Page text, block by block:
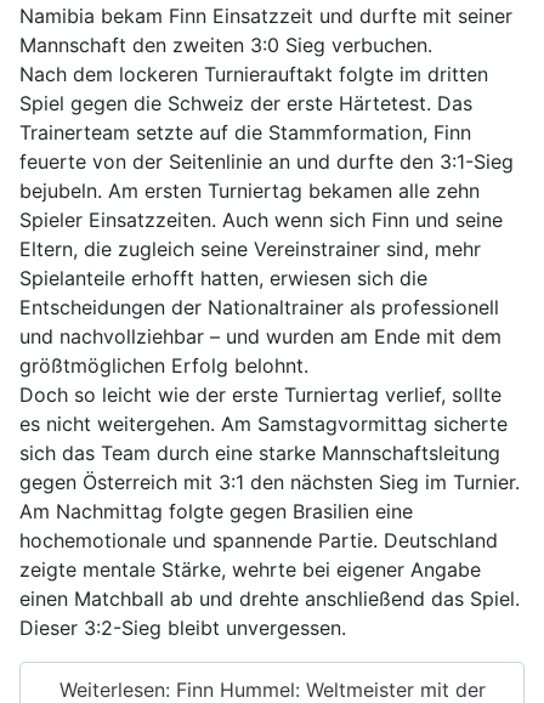
Namibia bekam Finn Einsatzzeit und durfte mit seiner
Mannschaft den zweiten 3:0 Sieg verbuchen.
Nach dem lockeren Turnierauftakt folgte im dritten
Spiel gegen die Schweiz der erste Härtetest. Das
Trainerteam setzte auf die Stammformation, Finn
feuerte von der Seitenlinie an und durfte den 3:1-Sieg
bejubeln. Am ersten Turniertag bekamen alle zehn
Spieler Einsatzzeiten. Auch wenn sich Finn und seine
Eltern, die zugleich seine Vereinstrainer sind, mehr
Spielanteile erhofft hatten, erwiesen sich die
Entscheidungen der Nationaltrainer als professionell
und nachvollziehbar – und wurden am Ende mit dem
größtmöglichen Erfolg belohnt.
Doch so leicht wie der erste Turniertag verlief, sollte
es nicht weitergehen. Am Samstagvormittag sicherte
sich das Team durch eine starke Mannschaftsleitung
gegen Österreich mit 3:1 den nächsten Sieg im Turnier.
Am Nachmittag folgte gegen Brasilien eine
hochemotionale und spannende Partie. Deutschland
zeigte mentale Stärke, wehrte bei eigener Angabe
einen Matchball ab und drehte anschließend das Spiel.
Dieser 3:2-Sieg bleibt unvergessen.
Weiterlesen: Finn Hummel: Weltmeister mit der